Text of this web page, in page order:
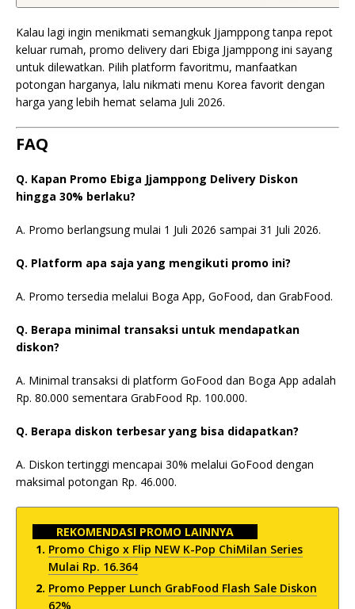
Kalau lagi ingin menikmati semangkuk Jjamppong tanpa repot
keluar rumah, promo delivery dari Ebiga Jjamppong ini sayang
untuk dilewatkan. Pilih platform favoritmu, manfaatkan
potongan harganya, lalu nikmati menu Korea favorit dengan
harga yang lebih hemat selama Juli 2026.
FAQ
Q. Kapan Promo Ebiga Jjamppong Delivery Diskon
hingga 30% berlaku?
A. Promo berlangsung mulai 1 Juli 2026 sampai 31 Juli 2026.
Q. Platform apa saja yang mengikuti promo ini?
A. Promo tersedia melalui Boga App, GoFood, dan GrabFood.
Q. Berapa minimal transaksi untuk mendapatkan
diskon?
A. Minimal transaksi di platform GoFood dan Boga App adalah
Rp. 80.000 sementara GrabFood Rp. 100.000.
Q. Berapa diskon terbesar yang bisa didapatkan?
A. Diskon tertinggi mencapai 30% melalui GoFood dengan
maksimal potongan Rp. 46.000.
REKOMENDASI PROMO LAINNYA
Promo Chigo x Flip NEW K-Pop ChiMilan Series
Mulai Rp. 16.364
Promo Pepper Lunch GrabFood Flash Sale Diskon
62%